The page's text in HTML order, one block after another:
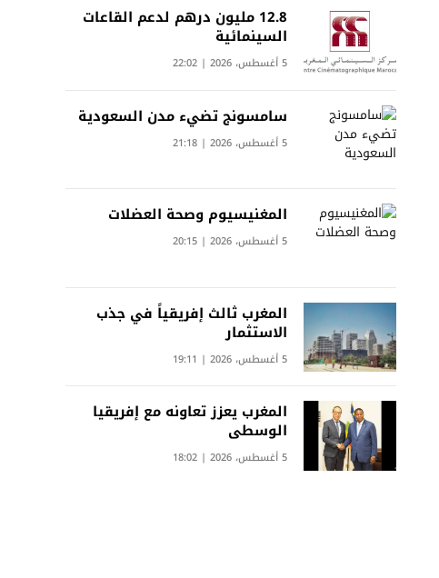
12.8 مليون درهم لدعم القاعات
السينمائية
5 أغسطس، 2026 | 22:02
سامسونج تضيء مدن السعودية
5 أغسطس، 2026 | 21:18
المغنيسيوم وصحة العضلات
5 أغسطس، 2026 | 20:15
المغرب ثالث إفريقياً في جذب
الاستثمار
5 أغسطس، 2026 | 19:11
المغرب يعزز تعاونه مع إفريقيا
الوسطى
5 أغسطس، 2026 | 18:02